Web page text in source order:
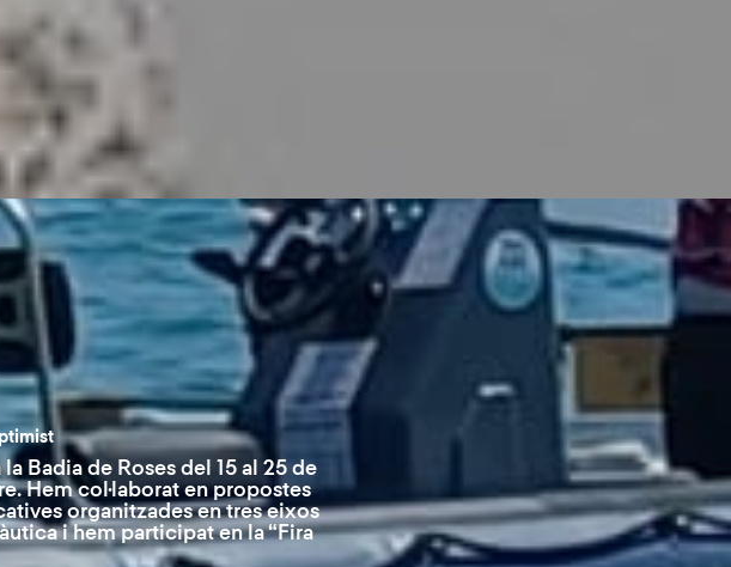
Badia de Roses del 15 al 25 de
Hem col·laborat en propostes
organitzades en tres eixos
i hem participat en la “Fira